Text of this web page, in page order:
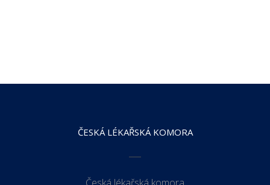
ČESKÁ LÉKAŘSKÁ KOMORA